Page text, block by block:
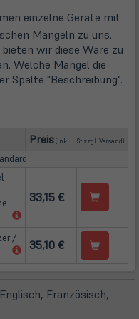
einzelne Geräte mit
Mängeln zu uns.
wir diese Ware zu
Welche Mängel die
Spalte "Beschreibung".
Preis(inkl. USt zzgl. Versand)
(öffnet
neuem
Tab)
33,15 €
/
(öffnet
Tab)
35,10 €
Französisch,